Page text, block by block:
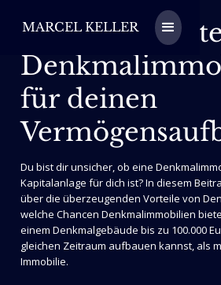
MARCEL KELLER
Nutze die
für deinen
Du bist dir unsicher, ob eine
Kapitalanlage für dich ist? In diesem
über die überzeugenden Vorteile von
welche Chancen Denkmalimmobilien
einem Denkmalgebäude bis zu 100.000
gleichen Zeitraum aufbauen kannst, als
Immobilie.